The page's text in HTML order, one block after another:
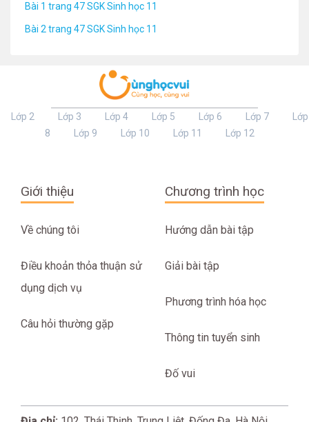
Bài 1 trang 47 SGK Sinh học 11
Bài 2 trang 47 SGK Sinh học 11
Lớp 2 Lớp 3 Lớp 4 Lớp 5 Lớp 6 Lớp 7
Lớp
8
Lớp 9 Lớp 10 Lớp 11 Lớp 12
Giới thiệu
Về chúng tôi
Điều khoản thỏa thuận sử
dụng dịch vụ
Câu hỏi thường gặp
Chương trình học
Hướng dẫn bài tập
Giải bài tập
Phương trình hóa học
Thông tin tuyển sinh
Đố vui